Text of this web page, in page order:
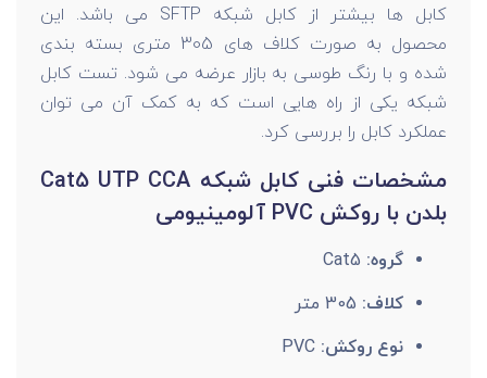
کابل ها بیشتر از کابل شبکه SFTP می باشد. این
محصول به صورت کلاف های 305 متری بسته بندی
شده و با رنگ طوسی به بازار عرضه می شود. تست کابل
شبکه یکی از راه هایی است که به کمک آن می توان
عملکرد کابل را بررسی کرد.
مشخصات فنی کابل شبکه Cat5 UTP CCA
بلدن با روکش PVC آلومینیومی
گروه:
کلاف: 305 متر
نوع روکش: PVC